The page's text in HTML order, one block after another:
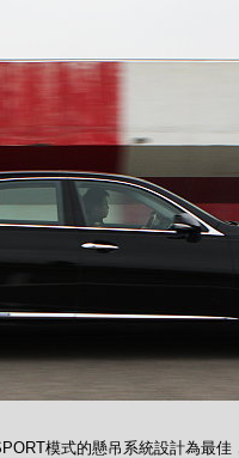
模式的懸吊系統設計為最